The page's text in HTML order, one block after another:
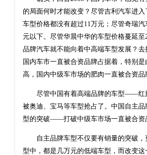
的局面何时才能改变？尽管吉利汽车进
车型价格都没有超过11万元；尽管奇瑞
元以下。尽管华晨中华的车型价格蔓延
品牌汽车就不能向着中高端车型发展？
国内车市一直被合资品牌占据着，特别
高，国内中级车市场的肥肉一直被合资
尽管中国有着高端品牌的车型——红旗
被奥迪、宝马等车型抢占了。中国自主
型的突破——打破中级车市场一直被合资
自主品牌车型不仅要有销量的突破，
型中，都是几万元的低端车型，而改变